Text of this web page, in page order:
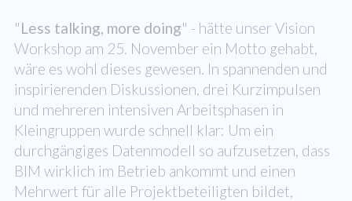
"Less talking, more doing" - hätte unser Vision
Workshop am 25. November ein Motto gehabt,
wäre es wohl dieses gewesen. In spannenden und
inspirierenden Diskussionen, drei Kurzimpulsen
und mehreren intensiven Arbeitsphasen in
Kleingruppen wurde schnell klar: Um ein
durchgängiges Datenmodell so aufzusetzen, dass
BIM wirklich im Betrieb ankommt und einen
Mehrwert für alle Projektbeteiligten bildet,